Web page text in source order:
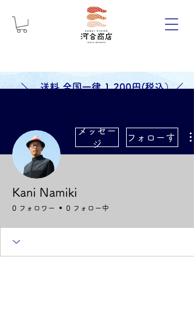
＼ 送料 全国一律 1,200円(税込）／
メッセー
ジ
フォローする
Kani Namiki
0 フォロワー 0 フォロー中